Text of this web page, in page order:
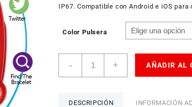
IP67. Compatible con Android e iOS
Color Pulsera
-
Inteligente
Pantalla
+ AÑADIR AL
DESCRIPCIÓN INFORMACIÓN